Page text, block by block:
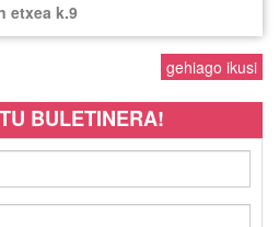
etxea k.9
gehiago ikusi
BULETINERA!